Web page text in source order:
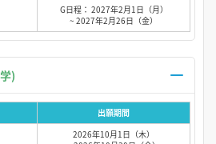
G日程： 2027年2月1日（月）
~ 2027年2月26日（金）
出願期間
2026年10月1日（木）